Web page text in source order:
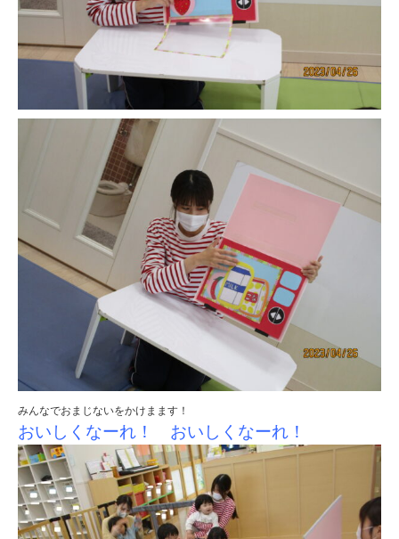
みんなでおまじないをかけまます！
おいしくなーれ！ おいしくなーれ！